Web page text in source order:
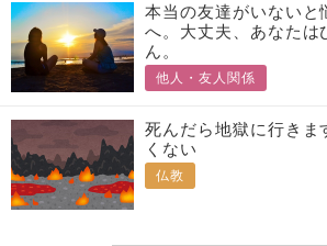
本当の友達がいないと
へ。大丈夫、あなたは
ん。
他人・友人関係
死んだら地獄に行きま
くない
仏教